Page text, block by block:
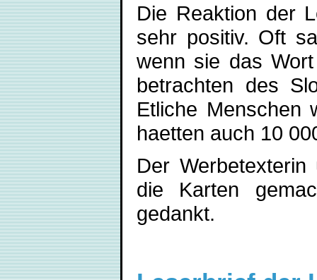
Die Reaktion der
sehr positiv. Oft
wenn sie das
betrachten des
Etliche Menschen
haetten auch 10
Der
die Karten
gedankt.